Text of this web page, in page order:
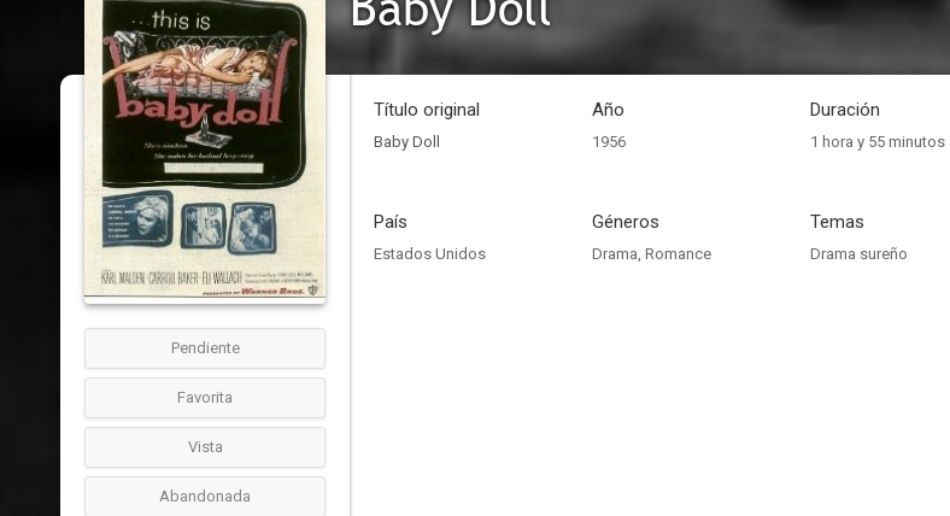
Pendiente
Favorita
Vista
Abandonada
Título original
Baby Doll
Año
1956
Duración
1 hora y 55 minutos
País
Estados Unidos
Géneros
Drama, Romance
Temas
Drama sureño